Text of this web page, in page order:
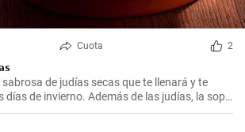
Cuota 2
de judías secas que te llenará y te
días de invierno. Además de las judías, la sopa
zanahorias y cebolla, que le dan un rico